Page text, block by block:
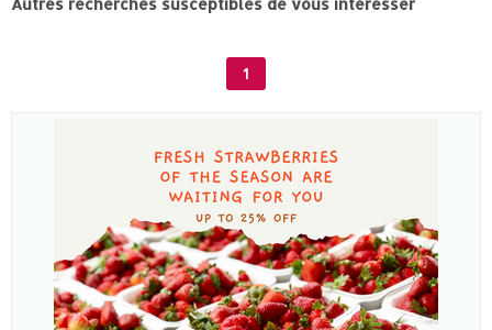
Autres recherches susceptibles de vous intéresser
1